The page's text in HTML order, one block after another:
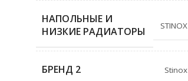
НАПОЛЬНЫЕ И
НИЗКИЕ РАДИАТОРЫ
STINOX
БРЕНД 2 Stinox